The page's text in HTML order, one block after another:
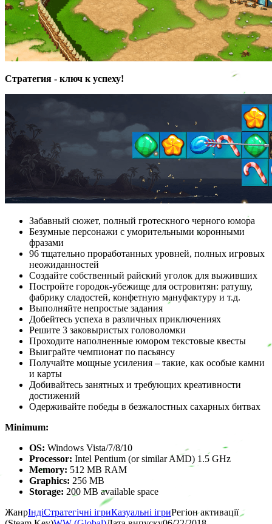
Стратегия - ключ к успеху!
Забавный сюжет, полный гротескного черного юмора
Безумные персонажи с уморительными коронными
фразами
96 тщательно проработанных уровней, полных игровых
неожиданностей
Создайте собственный райский уголок для выживших
Постройте городок-убежище для островитян: ратушу,
фабрику сладостей, конфетную мануфактуру и т.д.
Выполняйте непростые задания
Добейтесь успеха в различных приключениях
Решите 3 заковыристых головоломки
Проходите наполненные юмором текстовые квесты
Выиграйте чемпионат по пасьянсу
Получайте мощные усиления – такие, как особые камни
и карты
Добивайтесь занятных и требующих креативности
достижений
Одерживайте победы в безжалостных сахарных битвах
Minimum:
OS: Windows Vista/7/8/10
Processor: Intel Pentium (or similar AMD) 1.5 GHz
Memory: 512 MB RAM
Graphics: 256 MB
Storage: 200 MB available space
ЖанрІндіСтратегічні ігриКазуальні ігриРегіон активації